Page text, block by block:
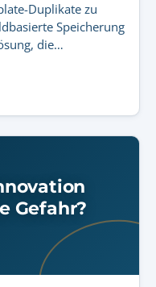
Duplikate zu
Speicherung
die
Konsistenz
Gefahr?